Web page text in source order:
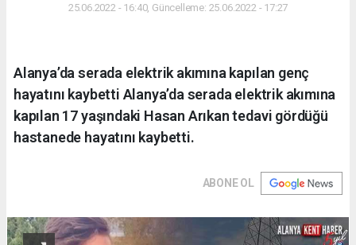
25.06.2022 - 16:40, Güncelleme: 25.06.2022 - 17:27
Alanya’da serada elektrik akımına kapılan genç
hayatını kaybetti Alanya’da serada elektrik akımına
kapılan 17 yaşındaki Hasan Arıkan tedavi gördüğü
hastanede hayatını kaybetti.
ABONE OL